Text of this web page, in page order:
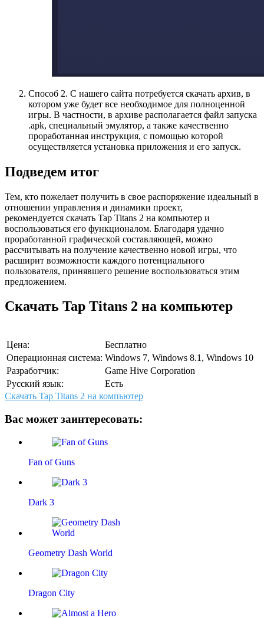
Способ 2. С нашего сайта потребуется скачать архив, в
котором уже будет все необходимое для полноценной
игры. В частности, в архиве располагается файл запуска
.apk, специальный эмулятор, а также качественно
проработанная инструкция, с помощью которой
осуществляется установка приложения и его запуск.
Подведем итог
Тем, кто пожелает получить в свое распоряжение идеальный в
отношении управления и динамики проект,
рекомендуется скачать Tap Titans 2 на компьютер и
воспользоваться его функционалом. Благодаря удачно
проработанной графической составляющей, можно
рассчитывать на получение качественно новой игры, что
расширит возможности каждого потенциального
пользователя, принявшего решение воспользоваться этим
предложением.
Скачать Tap Titans 2 на компьютер
Цена:
Бесплатно
Операционная система: Windows 7, Windows 8.1, Windows 10
Разработчик:
Game Hive Corporation
Русский язык:
Есть
Скачать Tap Titans 2 на компьютер
Вас может заинтересовать:
Fan of Guns
Dark 3
Geometry Dash World
Dragon City